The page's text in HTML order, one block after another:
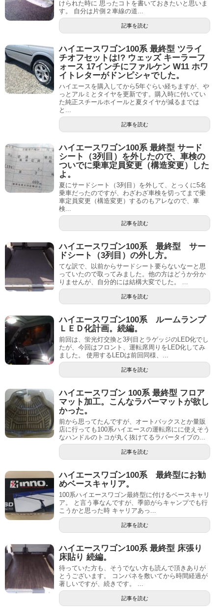
けられた時に 思ったコトを書いておきたいと思いま
す。 自分は片側２車線の道...
記事を読む
ハイエースワゴン100系 最終型 ツライ
チオフセットは!? ウェッズ キーラーフ
ォース 17インチにファルケン W11 ホワ
イトレターがドンピシャでした。
ハイエースを購入してから5年ぐらい経ちますが、や
っとアルミとタイヤを更新です。購入時に付いてい
た純正スチールホイールと夏タイヤが減るまでは
と...
記事を読む
ハイエースワゴン100系 最終型 サード
シート（3列目）を外したので、車検の
ついでに乗車定員変更（構造変更）した
よ。
夏にサードシート（3列目）を外して、とっくに5名
乗車だったのですが、わざわざ車検を切ってまで乗
車定員変更（構造変更）するのもアレなので、車
検...
記事を読む
ハイエースワゴン100系 最終型 サー
ドシート（3列目）の外し方。
てな訳で、以前からサードシート要らないなーと思
っていたので取ってみました。他の方はどうか分か
りませんが、自分的には結構大変でした。 ...
記事を読む
ハイエースワゴン100系 ルームランプ
ＬＥＤ化計画。続編。
前回は、蛍光灯交換と3列目とラゲッジのLED化でし
たが、今回はフロント、運転席周りをLED化してみ
ました。 使用するLEDは前回同様、...
記事を読む
ハイエースワゴン 100系 最終型 フロア
マット加工。こんなラバーマットが欲し
かった。
前から思ってたんですが、オートバックスとか量販
店に行っても100系ハイエースの運転席にに使えそう
なハンドルのトコが丸く抜けてるラバータイプの...
記事を読む
ハイエースワゴン100系 最終型にお勧
めベースキャリア。
100系ハイエースワゴン最終型に付けるベースキャリ
ア。 と言う事なんですが、季節がらキャンプでも行
こうかと思った時 キャリアあっ...
記事を読む
ハイエースワゴン100系 最終型 床張り
床貼り 続編。
待っていた方も、そうでない方も読んで頂きありが
とうございます。 コンパネを敷いてから時間経過が
著しいですが、続きです。 ...
記事を読む